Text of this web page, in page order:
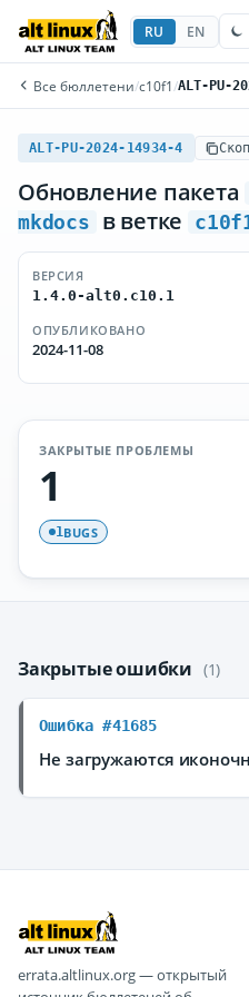
RU EN
Все бюллетени/c10f1 /ALT-PU-
ALT-PU-2024-14934-4
Обновление пакета
mkdocs
в ветке
ВЕРСИЯ
1.4.0-alt0.c10.1
ОПУБЛИКОВАНО
2024-11-08
ЗАКРЫТЫЕ ПРОБЛЕМЫ
1
1BUGS
Закрытые ошибки (1)
Ошибка #41685
Не загружаются
errata.altlinux.org — открытый